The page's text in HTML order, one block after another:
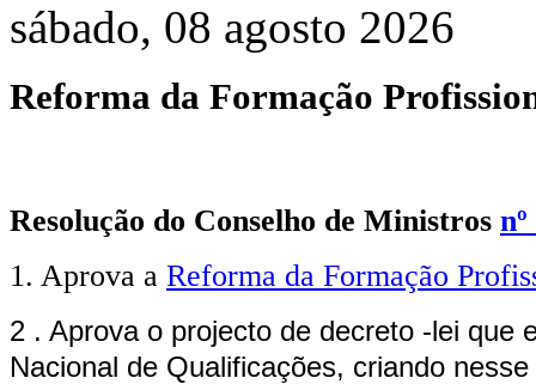
sábado, 08 agosto 2026
Reforma da Formação
Resolução do Conselho de Ministros
1. Aprova a Reforma da Formação
2 . Aprova o projecto de decreto -lei que
Nacional de Qualificações, criando